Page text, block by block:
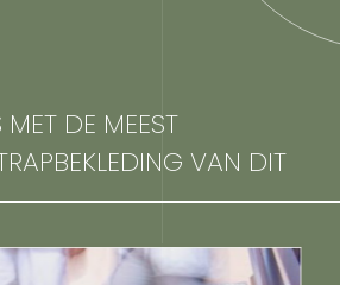
DE MEEST
VAN DIT